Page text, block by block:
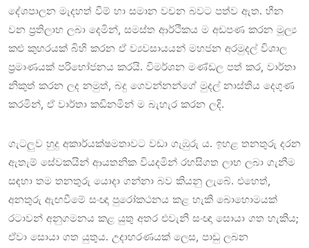
දේශපාලන මැදහත් වීම් හා සමාන වචන බවට පත්ව ඇත. හීන
වන ප්‍රතිලාභ ලබා දෙමින්, සමස්ත ආර්ථිකය ම අඩපණ කරන මූල්‍ය
කළු කුහරයක් බිහි කරන ඒ ව්‍යවසායයන් මහජන අරමුදල් විශාල
ප්‍රමාණයක් පරිභෝජනය කරයි. විමර්ශන මණ්ඩල පත් කර, වාර්තා
නිකුත් කරන ලද නමුත්, බදු ගෙවන්නන්ගේ මුදල් නාස්තිය දෙගුණ
කරමින්, ඒ වාර්තා කඩිනමින් ම බැහැර කරන ලදි.
ගැටලුව හුදු අකාර්යක්ෂමතාවට වඩා ගැඹුරු ය. ඉහළ තනතුරු දරන
ඇතැම් සේවකයින් ආයතනික වියදමින් රහසිගත ලාභ ලබා ගැනීම
සඳහා තම තනතුරු යොදා ගන්නා බව කියනු ලැබේ. එහෙත්,
අනතුරු ඇඟවීමේ සංඥා පුරෝකථනය කළ හැකි බොහොමයක්
රටාවන් අනුගමනය කළ යුතු අතර එවැනි සංඥා සොයා ගත හැකිය;
ඒවා සොයා ගත යුතුය. උදාහරණයක් ලෙස, පාඩු ලබන